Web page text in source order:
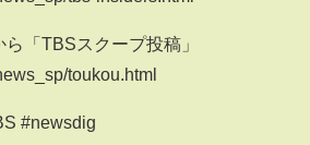
「TBSスクープ投稿」
toukou.html
#newsdig